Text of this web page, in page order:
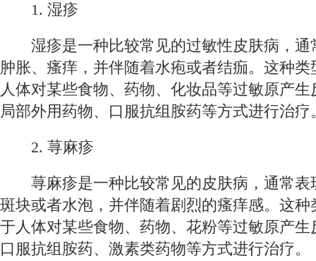
1. 湿疹
湿疹是一种比较常见的过敏性皮肤病，通
肿胀、瘙痒，并伴随着水疱或者结痂。这种
人体对某些食物、药物、化妆品等过敏原产
局部外用药物、口服抗组胺药等方式进行治疗
2. 荨麻疹
荨麻疹是一种比较常见的皮肤病，通常表
斑块或者水泡，并伴随着剧烈的瘙痒感。这
于人体对某些食物、药物、花粉等过敏原产
口服抗组胺药、激素类药物等方式进行治疗。